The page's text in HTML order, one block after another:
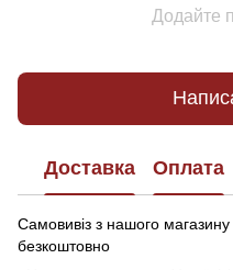
Додайте
Доставка Оплата
Самовивіз з нашого
безкоштовно